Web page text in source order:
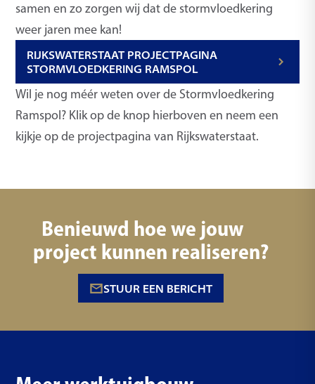
samen en zo zorgen wij dat de stormvloedkering
weer jaren mee kan!
RIJKSWATERSTAAT PROJECTPAGINA
STORMVLOEDKERING RAMSPOL
Wil je nog méér weten over de Stormvloedkering
Ramspol? Klik op de knop hierboven en neem een
kijkje op de projectpagina van Rijkswaterstaat.
Benieuwd hoe we jouw
project kunnen realiseren?
STUUR EEN BERICHT